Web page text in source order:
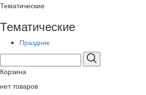
Тематические
Тематические
Праздник
Корзина
нет товаров